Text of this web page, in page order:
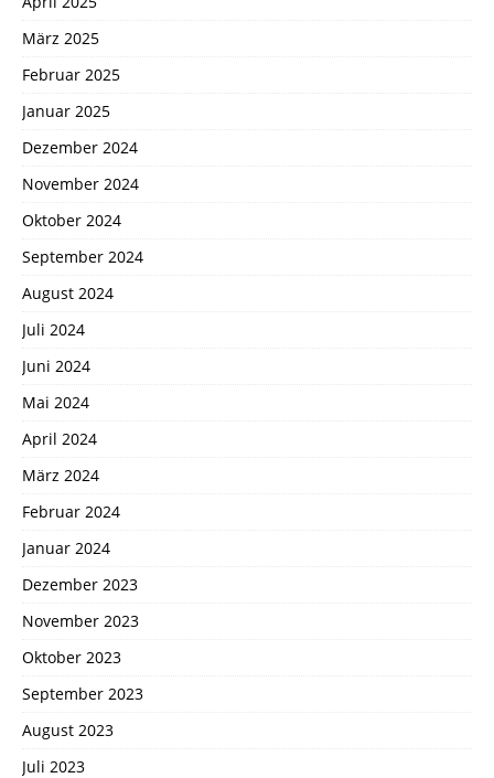
März 2025
Februar 2025
Januar 2025
Dezember 2024
November 2024
Oktober 2024
September 2024
August 2024
Juli 2024
Juni 2024
Mai 2024
April 2024
März 2024
Februar 2024
Januar 2024
Dezember 2023
November 2023
Oktober 2023
September 2023
August 2023
Juli 2023